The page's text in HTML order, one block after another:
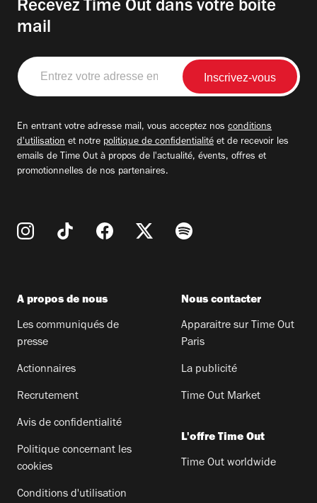
Recevez Time Out dans votre boite
mail
Entrez
votre
adresse
En entrant votre adresse mail, vous acceptez nos conditions
d'utilisation et notre politique de confidentialité et de recevoir les
emails de Time Out à propos de l'actualité, évents, offres et
promotionnelles de nos partenaires.
A propos de nous
Les communiqués de
presse
Actionnaires
Recrutement
Avis de confidentialité
Politique concernant les
cookies
Conditions d'utilisation
Nous contacter
Apparaitre sur Time Out
Paris
La publicité
Time Out Market
L'offre Time Out
Time Out worldwide